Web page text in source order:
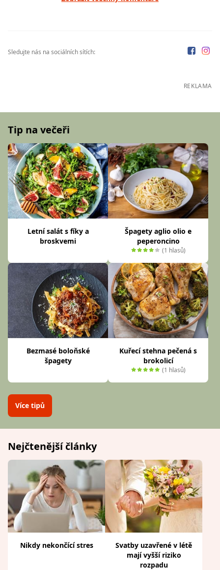
Sledujte nás na sociálních sítích:
REKLAMA
Tip na večeři
Letní salát s fíky a
broskvemi
Špagety aglio olio e
peperoncino
(1 hlasů)
Bezmasé boloňské
špagety
Kuřecí stehna pečená s
brokolicí
(1 hlasů)
Více tipů
Nejčtenější články
Nikdy nekončící stres
Svatby uzavřené v létě
mají vyšší riziko
rozpadu